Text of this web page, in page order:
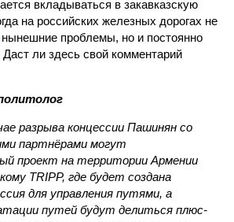
путей будут делиться плюс-
как с американцами
26% – Еревану).
публицист
представляется вариант
быстро обретут другого
стал бы провоцировать
В сущности, это очередной
России бывшими союзниками.
ищут и обретают
благодарность или даже